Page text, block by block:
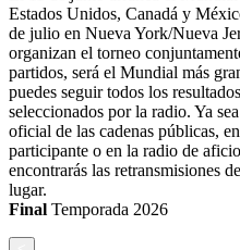
Estados Unidos, Canadá y
de julio en Nueva York/Nueva
organizan el torneo
partidos, será el Mundial más
puedes seguir todos los
seleccionados por la radio. Ya
oficial de las cadenas públicas,
participante o en la radio de
encontrarás las retransmisiones
lugar.
Final Temporada 2026